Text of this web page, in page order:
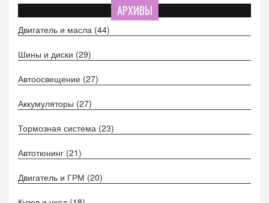
АРХИВЫ
Двигатель и масла (44)
Шины и диски (29)
Автоосвещение (27)
Аккумуляторы (27)
Тормозная система (23)
Автотюнинг (21)
Двигатель и ГРМ (20)